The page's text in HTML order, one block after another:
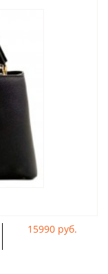
15990 руб.